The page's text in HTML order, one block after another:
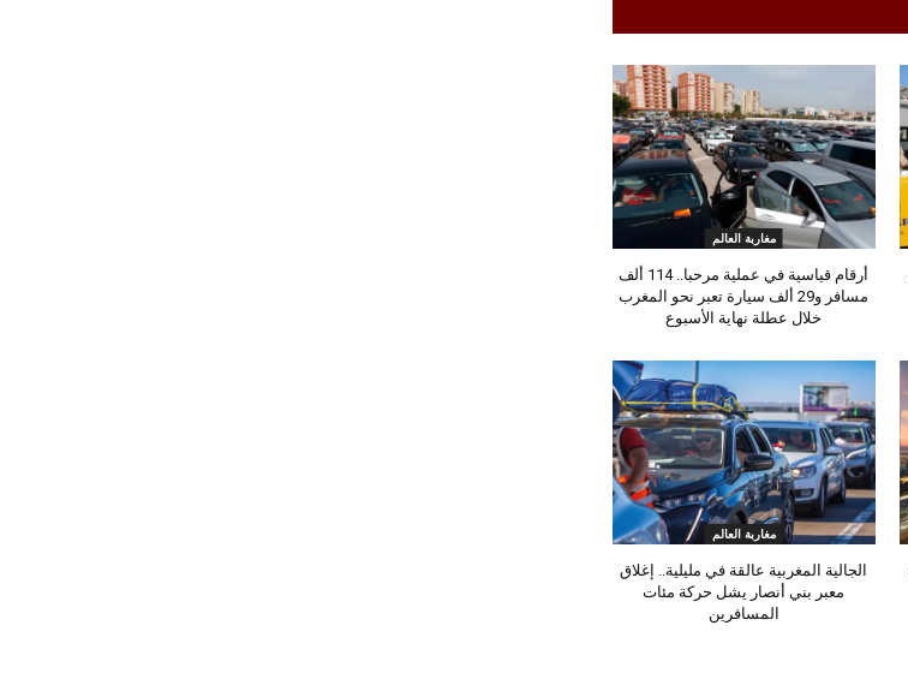
مغاربة العالم
أرقام قياسية في عملية مرحبا.. 114 ألف
مسافر و29 ألف سيارة تعبر نحو المغرب
خلال عطلة نهاية الأسبوع
مغاربة العالم
الجالية المغربية عالقة في مليلية.. إغلاق
معبر بني أنصار يشل حركة مئات
المسافرين